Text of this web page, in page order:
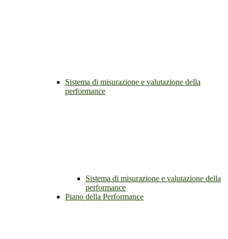
Sistema di misurazione e valutazione della
performance
Sistema di misurazione e valutazione della
performance
Piano della Performance